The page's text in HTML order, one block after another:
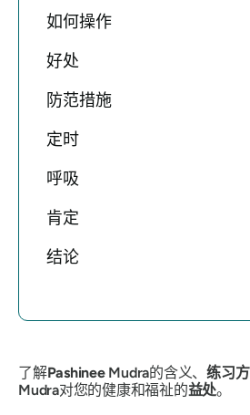
如何操作
好处
防范措施
定时
呼吸
肯定
结论
了解Pashinee Mudra的含义、练习
Mudra对您的健康和福祉的益处。